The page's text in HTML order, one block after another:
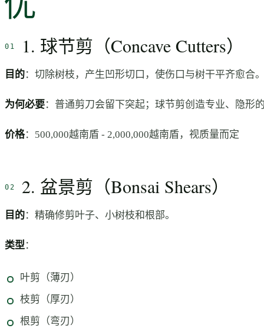
1. 球节剪（Concave Cutters）
目的：切除树枝，产生凹形切口，使伤口与树干平齐愈合。
为何必要：普通剪刀会留下突起；球节剪创造专业、隐形的
价格：500,000越南盾 - 2,000,000越南盾，视质量而定
2. 盆景剪（Bonsai Shears）
目的：精确修剪叶子、小树枝和根部。
类型：
叶剪（薄刃）
枝剪（厚刃）
根剪（弯刃）